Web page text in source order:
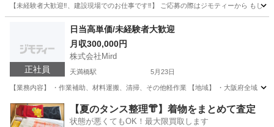
【未経験者大歓迎‼️、建設現場でのお仕事です‼️】 ご応募の際はジモティーから もし
天満橋駅 土木 未経験
正社員
日当高単価/未経験者大歓迎
月収300,000円
株式会社Mird
天満橋駅 5月23日
【業務内容】 ・作業補助、材料運搬、清掃、その他軽作業 【地域】 ・大阪府全域
大阪 大阪市 天満橋駅 土木 未経験
【夏のタンス整理👘】着物をまとめて査定
状態が悪くてもOK！最大限買取します